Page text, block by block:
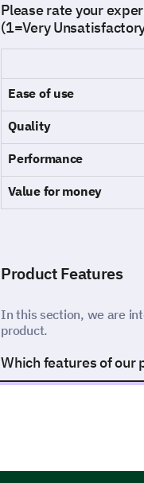
Please rate your
(1=Very
Ease of use
Quality
Performance
Value for money
Product Features
In this section, we are
product.
Which features of our